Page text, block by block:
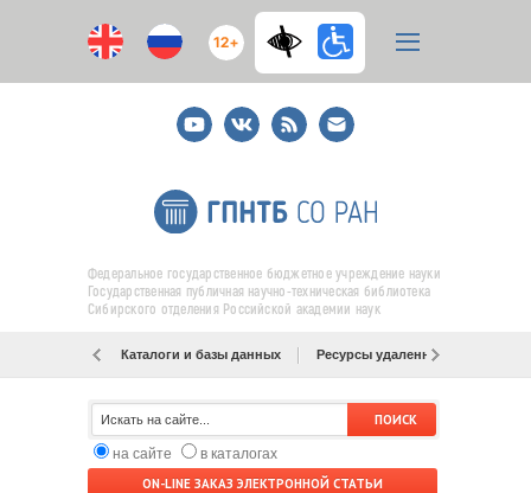
12+
YoutubeВКонтакте
RSS
E-
mail
подписка
Федеральное государственное бюджетное учреждение науки
Государственная публичная научно-техническая библиотека
Сибирского отделения Российской академии наук
Каталоги и базы данных Ресурсы удаленного доступа
на сайте
в каталогах
ON-LINE ЗАКАЗ ЭЛЕКТРОННОЙ СТАТЬИ